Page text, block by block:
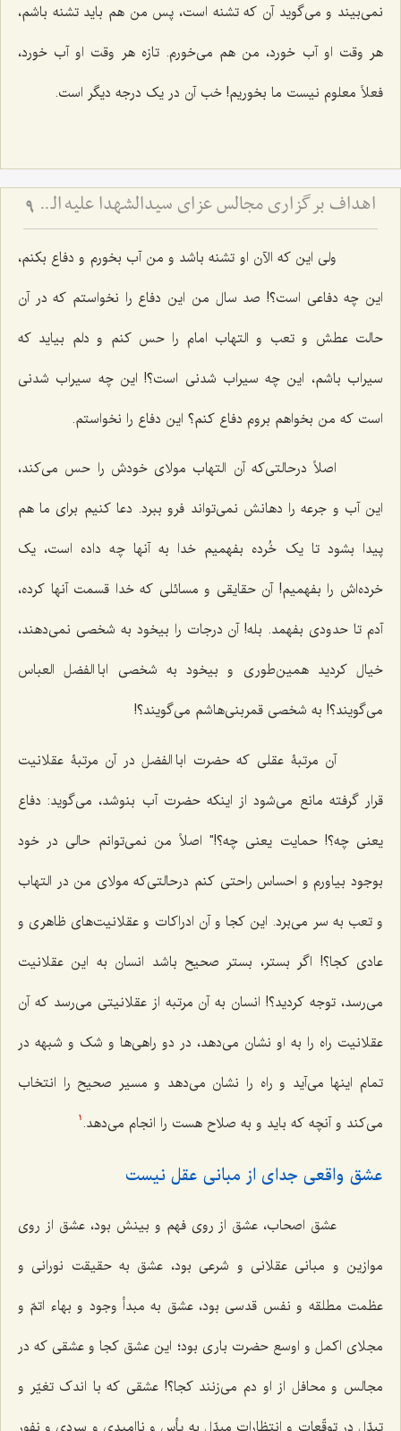
نمی‌بیند و می‌گوید آن که تشنه است، پس من هم باید تشنه باشم،
هر وقت او آب خورد، من هم می‌خورم. تازه هر وقت او آب خورد،
فعلاً معلوم نیست ما بخوریم! خب آن در یک درجه دیگر است.
اهداف برگزاری مجالس عزای سیدالشهدا علیه السّلام 9
ولی این که الآن او تشنه باشد و من آب بخورم و دفاع بکنم،
این چه دفاعی است؟! صد سال من این دفاع را نخواستم که در آن
حالت عطش و تعب و التهاب امام را حس کنم و دلم بیاید که
سیراب باشم، این چه سیراب شدنی است؟! این چه سیراب شدنی
است که من بخواهم بروم دفاع کنم؟ این دفاع را نخواستم.
اصلاً درحالتی‌که آن التهاب مولای خودش را حس می‌کند،
این آب و جرعه را دهانش نمی‌تواند فرو ببرد. دعا کنیم برای ما هم
پیدا بشود تا یک خُرده بفهمیم خدا به آنها چه داده است، یک
خرده‌اش را بفهمیم! آن حقایقی و مسائلی که خدا قسمت آنها کرده،
آدم تا حدودی بفهمد. بله! آن درجات را بیخود به شخصی نمی‌دهند،
خیال کردید همین‌طوری و بیخود به شخصی ابا الفضل العباس
می‌گویند؟! به شخصی قمربنی‌هاشم می‌گویند؟!
آن مرتبۀ عقلی که حضرت ابا الفضل در آن مرتبۀ عقلانیت
قرار گرفته مانع می‌شود از اینکه حضرت آب بنوشد، می‌گوید: دفاع
یعنی چه؟! حمایت یعنی چه؟!" اصلاً من نمی‌توانم حالی در خود
بوجود بیاورم و احساس راحتی کنم درحالتی‌که مولای من در التهاب
و تعب به سر می‌برد. این کجا و آن ادراکات و عقلانیت‌های ظاهری و
عادی کجا؟! اگر بستر، بستر صحیح باشد انسان به این عقلانیت
می‌رسد، توجه کردید؟! انسان به آن مرتبه از عقلانیتی می‌رسد که آن
عقلانیت راه را به او نشان می‌دهد، در دو راهی‌ها و شک و شبهه در
تمام اینها می‌آید و راه را نشان می‌دهد و مسیر صحیح را انتخاب
می‌کند و آنچه که باید و به صلاح هست را انجام می‌دهد. 1
عشق واقعی جدای از مبانی عقل نیست‌
عشق اصحاب، عشق از روی فهم و بینش بود، عشق از روی
موازین و مبانی عقلانی و شرعی بود، عشق به حقیقت نورانی و
عظمت مطلقه و نفس قدسی بود، عشق به مبدأ وجود و بهاء اتمّ و
مجلای اکمل و اوسع حضرت باری بود؛ این عشق کجا و عشقی که در
مجالس و محافل از او دم می‌زنند کجا؟! عشقی که با اندک تغیّر و